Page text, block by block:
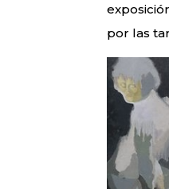
por las